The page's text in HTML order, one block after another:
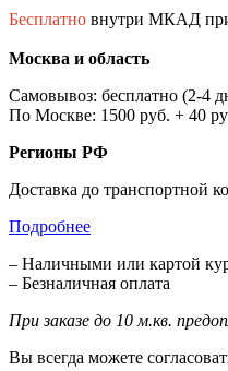
Бесплатно внутри МКАД при
Москва и область
Самовывоз: бесплатно (2-4
По Москве: 1500 руб. + 40
Регионы РФ
Доставка до транспортной
Подробнее
– Наличными или картой
– Безналичная оплата
При заказе до 10 м.кв.
Вы всегда можете